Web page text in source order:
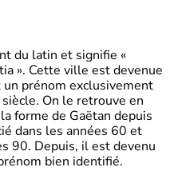
du latin et signifie «
». Cette ville est devenue
prénom exclusivement
On le retrouve en
forme de Gaëtan depuis
dans les années 60 et
90. Depuis, il est devenu
bien identifié.